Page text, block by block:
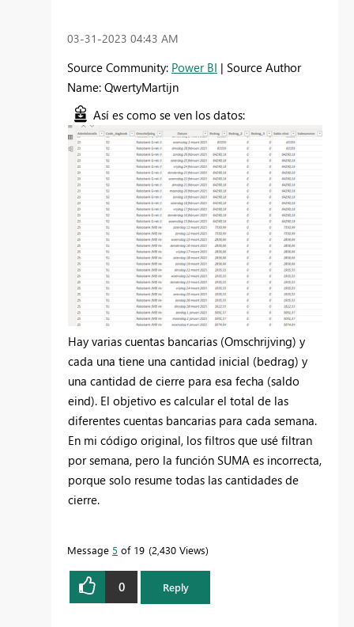
‎03-31-2023 04:43 AM
Source Community: Power BI | Source Author
Name: QwertyMartijn
Así es como se ven los datos:
Hay varias cuentas bancarias (Omschrijving) y
cada una tiene una cantidad inicial (bedrag) y
una cantidad de cierre para esa fecha (saldo
eind). El objetivo es calcular el total de las
diferentes cuentas bancarias para cada semana.
En mi código original, los filtros que usé filtran
por semana, pero la función SUMA es incorrecta,
porque solo resume todas las cantidades de
cierre.
Message 5 of 19 2,430 Views
0 Reply